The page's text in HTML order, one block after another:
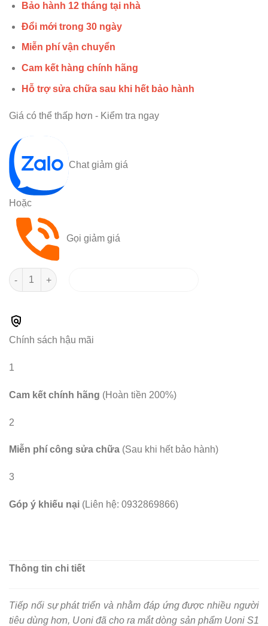
Bảo hành 12 tháng tại nhà
Đổi mới trong 30 ngày
Miễn phí vận chuyển
Cam kết hàng chính hãng
Hỗ trợ sửa chữa sau khi hết bảo hành
Giá có thể thấp hơn - Kiểm tra ngay
Chat giảm giá
Hoặc
Gọi giảm giá
Chính sách hậu mãi
1
Cam kết chính hãng (Hoàn tiền 200%)
2
Miễn phí công sửa chữa (Sau khi hết bảo hành)
3
Góp ý khiếu nại (Liên hệ: 0932869866)
Thông tin chi tiết
Tiếp nối sự phát triển và nhằm đáp ứng được nhiều người
tiêu dùng hơn, Uoni đã cho ra mắt dòng sản phẩm Uoni S1